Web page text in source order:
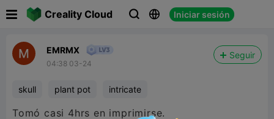
Creality Cloud   Iniciar sesión
EMRMX
04:38 03-24
Seguir
skull plant pot intricate
Tomó casi 4hrs en imprimirse.